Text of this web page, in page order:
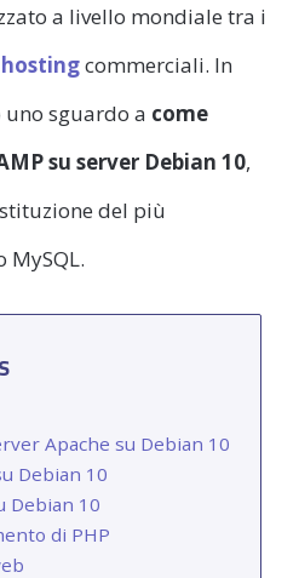
a livello mondiale tra i
commerciali. In
sguardo a come
su server Debian 10,
del più
Apache su Debian 10
Debian 10
Debian 10
di PHP